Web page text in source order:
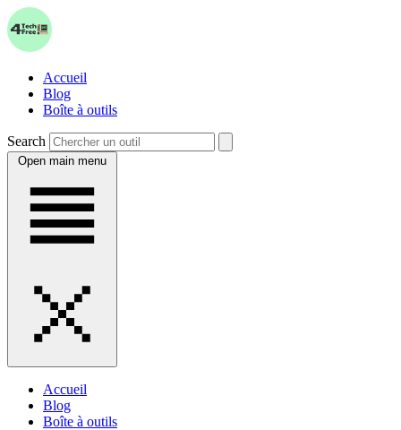
Accueil
Blog
Boîte à outils
Search
Open main menu
Accueil
Blog
Boîte à outils